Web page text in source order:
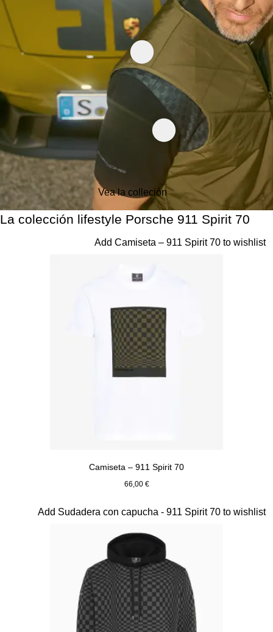
Vea la colleción
La colección lifestyle Porsche 911
La colección lifestyle Porsche 911 Spirit 70
Camiseta – 911 Spirit 70
66,00 €
Add Camiseta – 911 Spirit 70 to wishlist
Add Sudadera con capucha - 911 Spirit 70 to wishlist
Diapositiva 2 de 20